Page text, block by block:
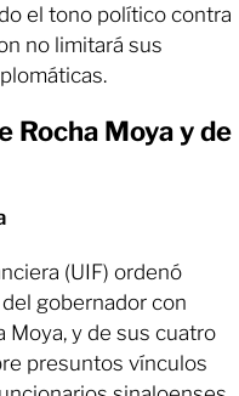
el tono político contra
no limitará sus
Rocha Moya y de
(UIF) ordenó
gobernador con
Moya, y de sus cuatro
presuntos vínculos